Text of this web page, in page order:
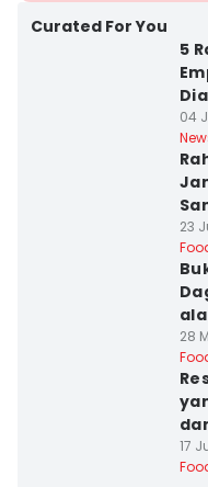
Curated For You
5
04
23
28
17